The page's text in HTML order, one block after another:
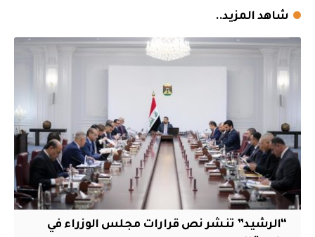
شاهد المزيد..
“الرشيد” تنشر نص قرارات مجلس الوزراء في